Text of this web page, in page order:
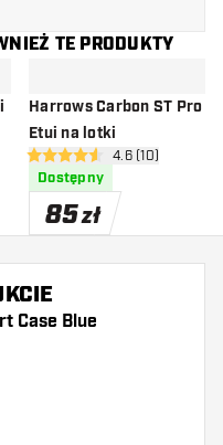
TE PRODUKTY
do listy życzeń
Harrows Carbon ST Pro 6 Green
Etui na lotki
otwórz panel
4.6 gwiazdki oceny
4.6 (10)
Dostępny
85zł
Case Blue